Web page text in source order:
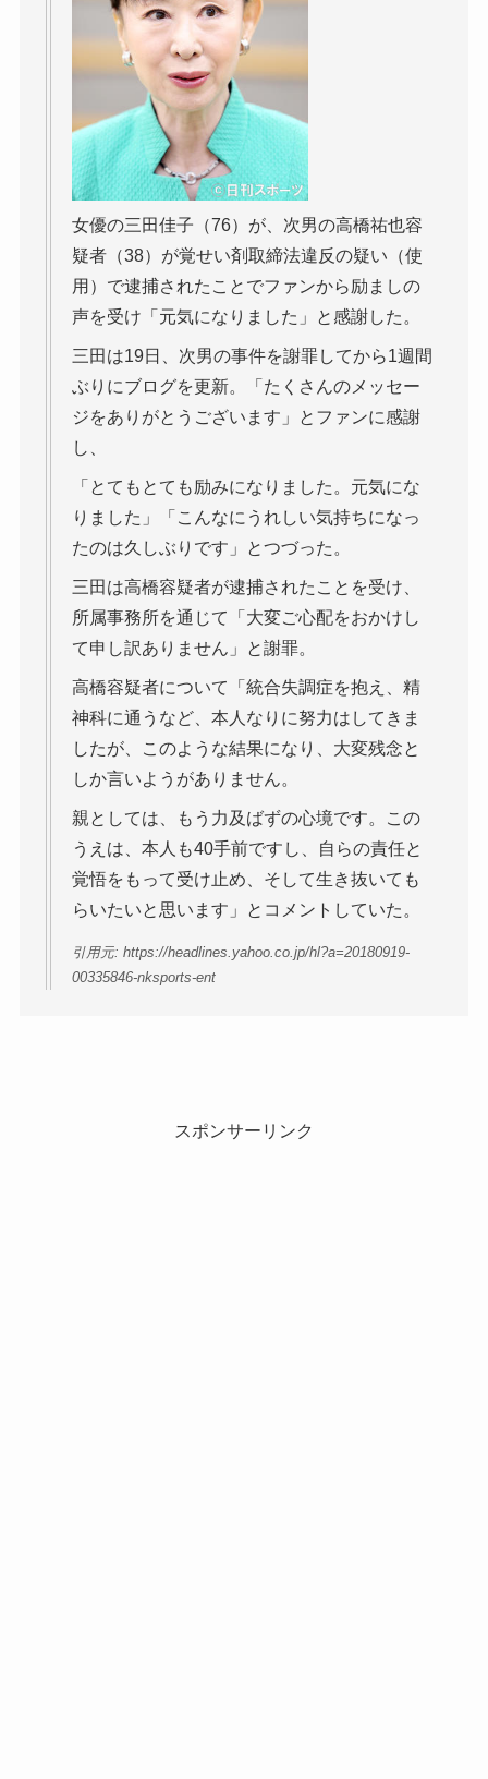
女優の三田佳子（76）が、次男の高橋祐也容
疑者（38）が覚せい剤取締法違反の疑い（使
用）で逮捕されたことでファンから励ましの
声を受け「元気になりました」と感謝した。
三田は19日、次男の事件を謝罪してから1週間
ぶりにブログを更新。「たくさんのメッセー
ジをありがとうございます」とファンに感謝
し、
「とてもとても励みになりました。元気にな
りました」「こんなにうれしい気持ちになっ
たのは久しぶりです」とつづった。
三田は高橋容疑者が逮捕されたことを受け、
所属事務所を通じて「大変ご心配をおかけし
て申し訳ありません」と謝罪。
高橋容疑者について「統合失調症を抱え、精
神科に通うなど、本人なりに努力はしてきま
したが、このような結果になり、大変残念と
しか言いようがありません。
親としては、もう力及ばずの心境です。この
うえは、本人も40手前ですし、自らの責任と
覚悟をもって受け止め、そして生き抜いても
らいたいと思います」とコメントしていた。
引用元: https://headlines.yahoo.co.jp/hl?a=20180919-
00335846-nksports-ent
スポンサーリンク